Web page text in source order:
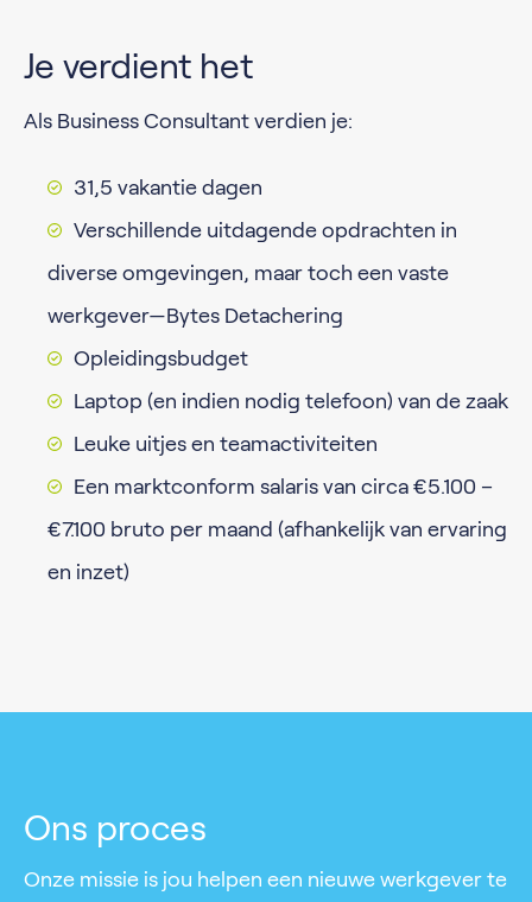
Je verdient het
Als Business Consultant verdien je:
31,5 vakantie dagen
Verschillende uitdagende opdrachten in
diverse omgevingen, maar toch een vaste
werkgever—Bytes Detachering
Opleidingsbudget
Laptop (en indien nodig telefoon) van de zaak
Leuke uitjes en teamactiviteiten
Een marktconform salaris van circa €5.100 –
€7.100 bruto per maand (afhankelijk van ervaring
en inzet)
Ons proces
Onze missie is jou helpen een nieuwe werkgever te